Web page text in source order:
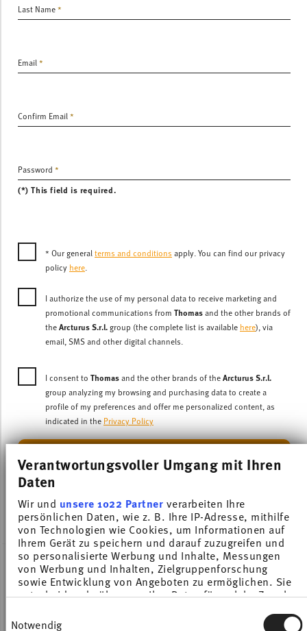
Verantwortungsvoller Umgang mit Ihren
Daten
Wir und unsere 1022 Partnerverarbeiten Ihre
persönlichen Daten, wie z. B. Ihre IP-Adresse, mithilfe
von Technologien wie Cookies, um Informationen auf
Ihrem Gerät zu speichern und darauf zuzugreifen und
so personalisierte Werbung und Inhalte, Messungen
von Werbung und Inhalten, Zielgruppenforschung
sowie Entwicklung von Angeboten zu ermöglichen. Sie
entscheiden darüber, wer Ihre Daten für welche Zwecke
Cookie-Erklärung oder durch Klicken auf das Privacy
Notwendig
Last Name
Email
Confirm Email
Password
(*) This field is required.
* Our general terms and conditions apply. You can find our privacy
policy here
I authorize the use of my personal data to receive marketing and
promotional communications from Thomasand the other brands of
theArcturus S.r.l.group (the complete list is available here), via
email, SMS and other digital channels.
I consent to Thomasand the other brands of theArcturus S.r.l.
group analyzing my browsing and purchasing data to create a
profile of my preferences and offer me personalized content, as
indicated in the Privacy Policy
CREATE ACCOUNT NOW
This site is protected by reCAPTCHA and the Google
Privacy Policy
andTerms of Serviceapply.
New to Thomas?
A CUSTOMER ACCOUNT HAS THE FOLLOWING